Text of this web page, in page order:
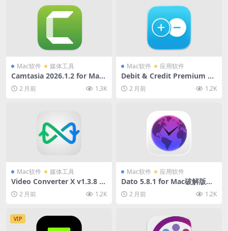
Mac软件 媒体工具
Camtasia 2026.1.2 for Mac
破解版 (专业电脑录屏软件)
2 月前 1.3K
Mac软件 应用软件
Debit & Credit Premium 7.
7.2 for Mac破解版 (个人财务
管理软件)
2 月前 1.2K
Mac软件 媒体工具
Video Converter X v1.3.8 fo
r Mac破解版 (多功能视频音频
格式转换软件)
2 月前 1.2K
Mac软件 应用软件
Dato 5.8.1 for Mac破解版
(菜单栏日历软件)
2 月前 1.2K
VIP